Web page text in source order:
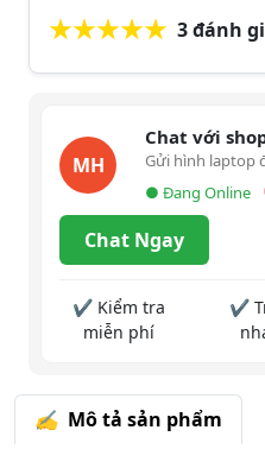
3 đánh
MH
Chat với
Gửi hình laptop
● Đang Online
Chat Ngay
✔ Kiểm tra
miễn phí
✔
Mô tả sản phẩm